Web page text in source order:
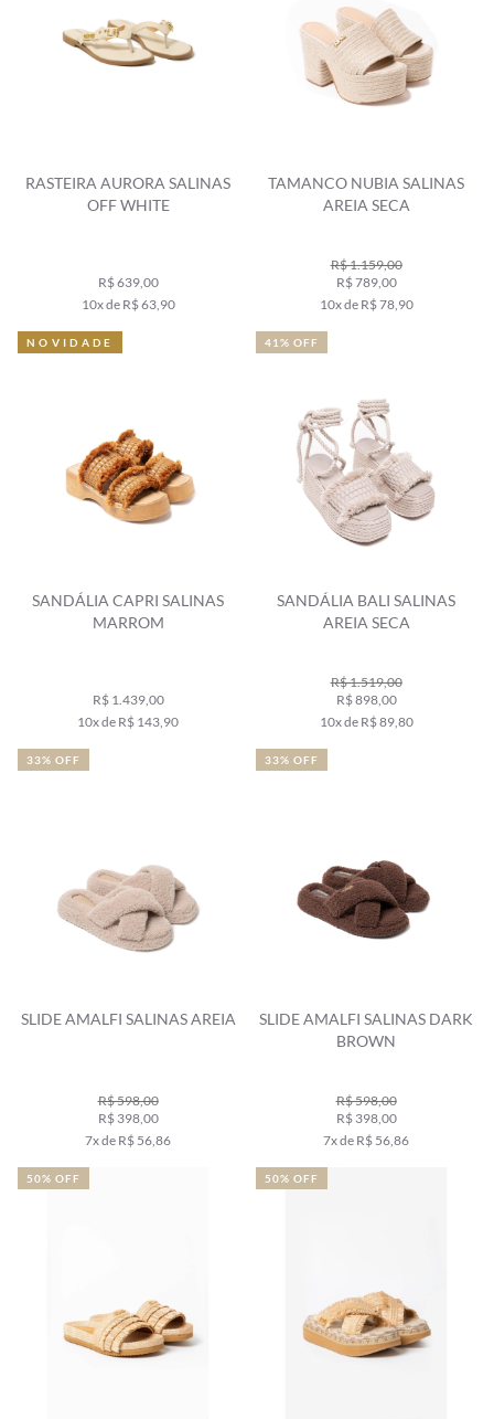
RASTEIRA AURORA SALINAS
OFF WHITE
R$ 639,00
10x de R$ 63,90
TAMANCO NUBIA SALINAS
AREIA SECA
R$ 1.159,00
R$ 789,00
10x de R$ 78,90
SANDÁLIA CAPRI SALINAS
MARROM
R$ 1.439,00
10x de R$ 143,90
NOVIDADE
SANDÁLIA BALI SALINAS
AREIA SECA
R$ 1.519,00
R$ 898,00
10x de R$ 89,80
41% OFF
SLIDE AMALFI SALINAS AREIA
R$ 598,00
R$ 398,00
7x de R$ 56,86
33% OFF
SLIDE AMALFI SALINAS DARK
BROWN
R$ 598,00
R$ 398,00
7x de R$ 56,86
33% OFF
50% OFF 50% OFF